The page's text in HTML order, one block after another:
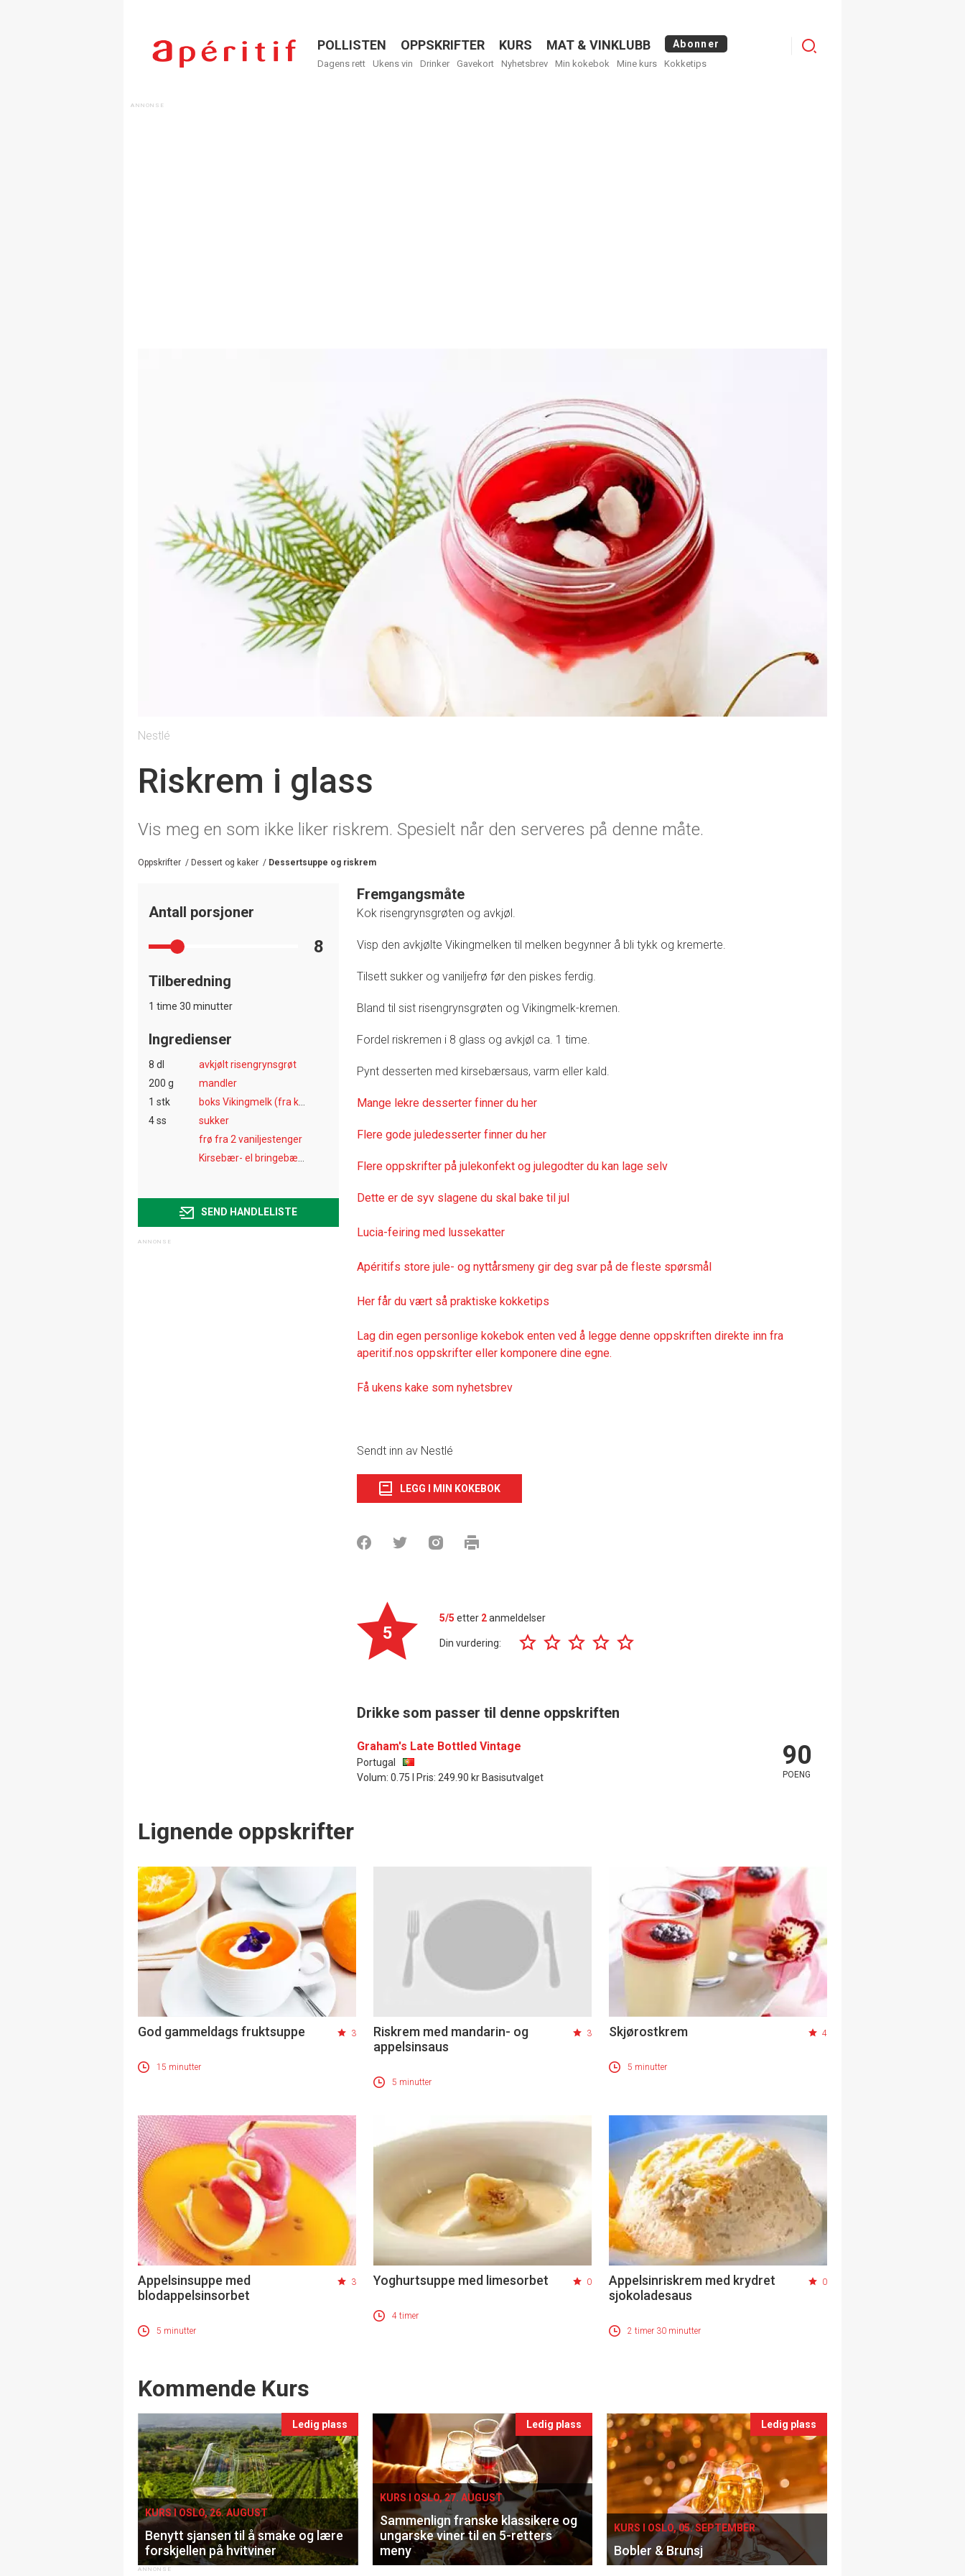
Menu
POLLISTEN OPPSKRIFTER KURS MAT & VINKLUBB Abonner
Dagens rett Ukens vin Drinker Gavekort Nyhetsbrev Min kokebok Mine kurs Kokketips
Logg
Nestlé
Riskrem i glass
Vis meg en som ikke liker riskrem. Spesielt når den serveres på denne måte.
Oppskrifter / Dessert og kaker / Dessertsuppe og riskrem
Antall porsjoner
8
Tilberedning
1 time 30 minutter
Ingredienser
8 dl
avkjølt risengrynsgrøt
200 g
mandler
1 stk
4 ss
sukker
frø fra 2 vaniljestenger
SEND HANDLELISTE
Fremgangsmåte
Kok risengrynsgrøten og avkjøl.
Visp den avkjølte Vikingmelken til melken begynner å bli tykk og kremerte.
Tilsett sukker og vaniljefrø før den piskes ferdig.
Bland til sist risengrynsgrøten og Vikingmelk-kremen.
Fordel riskremen i 8 glass og avkjøl ca. 1 time.
Pynt desserten med kirsebærsaus, varm eller kald.
Mange lekre desserter finner du her
Flere gode juledesserter finner du her
Flere oppskrifter på julekonfekt og julegodter du kan lage selv
Dette er de syv slagene du skal bake til jul
Lucia-feiring med lussekatter
Apéritifs store jule- og nyttårsmeny gir deg svar på de fleste spørsmål
Her får du vært så praktiske kokketips
Lag din egen personlige kokebok enten ved å legge denne oppskriften direkte inn fra
aperitif.nos oppskrifter eller komponere dine egne.
Få ukens kake som nyhetsbrev
Sendt inn av Nestlé
LEGG I MIN KOKEBOK
5
5/5 etter 2anmeldelser
Din vurdering:
Drikke som passer til denne oppskriften
Graham's Late Bottled Vintage
Portugal
Volum: 0.75 l Pris: 249.90 kr Basisutvalget
90
POENG
Lignende oppskrifter
God gammeldags fruktsuppe 3
15 minutter
Riskrem med mandarin- og
appelsinsaus
3
5 minutter
Skjørostkrem 4
5 minutter
Appelsinsuppe med
blodappelsinsorbet
3
5 minutter
Yoghurtsuppe med limesorbet 0
4 timer
Appelsinriskrem med krydret
sjokoladesaus
0
2 timer 30 minutter
Events
Kommende Kurs
Ledig plass
KURS I OSLO, 26. AUGUST
Benytt sjansen til å smake og lære
forskjellen på hvitviner
Ledig plass
KURS I OSLO, 27. AUGUST
Sammenlign franske klassikere og
ungarske viner til en 5-retters
meny
Ledig plass
KURS I OSLO, 05. SEPTEMBER
Bobler & Brunsj